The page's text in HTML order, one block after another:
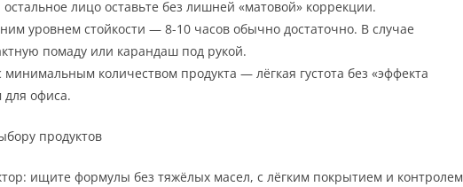
лицо оставьте без лишней «матовой» коррекции.
уровнем стойкости — 8-10 часов обычно достаточно. В случае
помаду или карандаш под рукой.
количеством продукта — лёгкая густота без «эффекта
офиса.
продуктов
ищите формулы без тяжёлых масел, с лёгким покрытием и контролем